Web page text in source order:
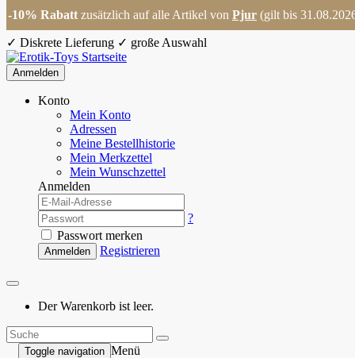
✓ Diskrete Lieferung ✓ große Auswahl
Anmelden
Konto
Mein Konto
Adressen
Meine Bestellhistorie
Mein Merkzettel
Mein Wunschzettel
Anmelden
?
Passwort merken
Anmelden Registrieren
Der Warenkorb ist leer.
Toggle navigation Menü
-10% Rabatt zusätzlich auf alle Artikel von Pjur (gilt bis